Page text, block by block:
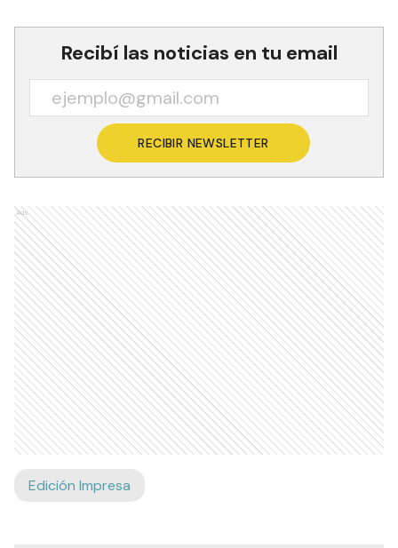
Recibí las noticias en tu email
RECIBIR NEWSLETTER
Ads
Edición Impresa